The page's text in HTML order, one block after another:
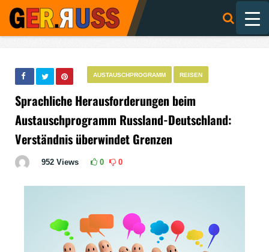
AUSTAUSCHPROGRAMM REISEN
Sprachliche Herausforderungen beim
Austauschprogramm Russland-Deutschland:
Verständnis überwindet Grenzen
952 Views 0 0